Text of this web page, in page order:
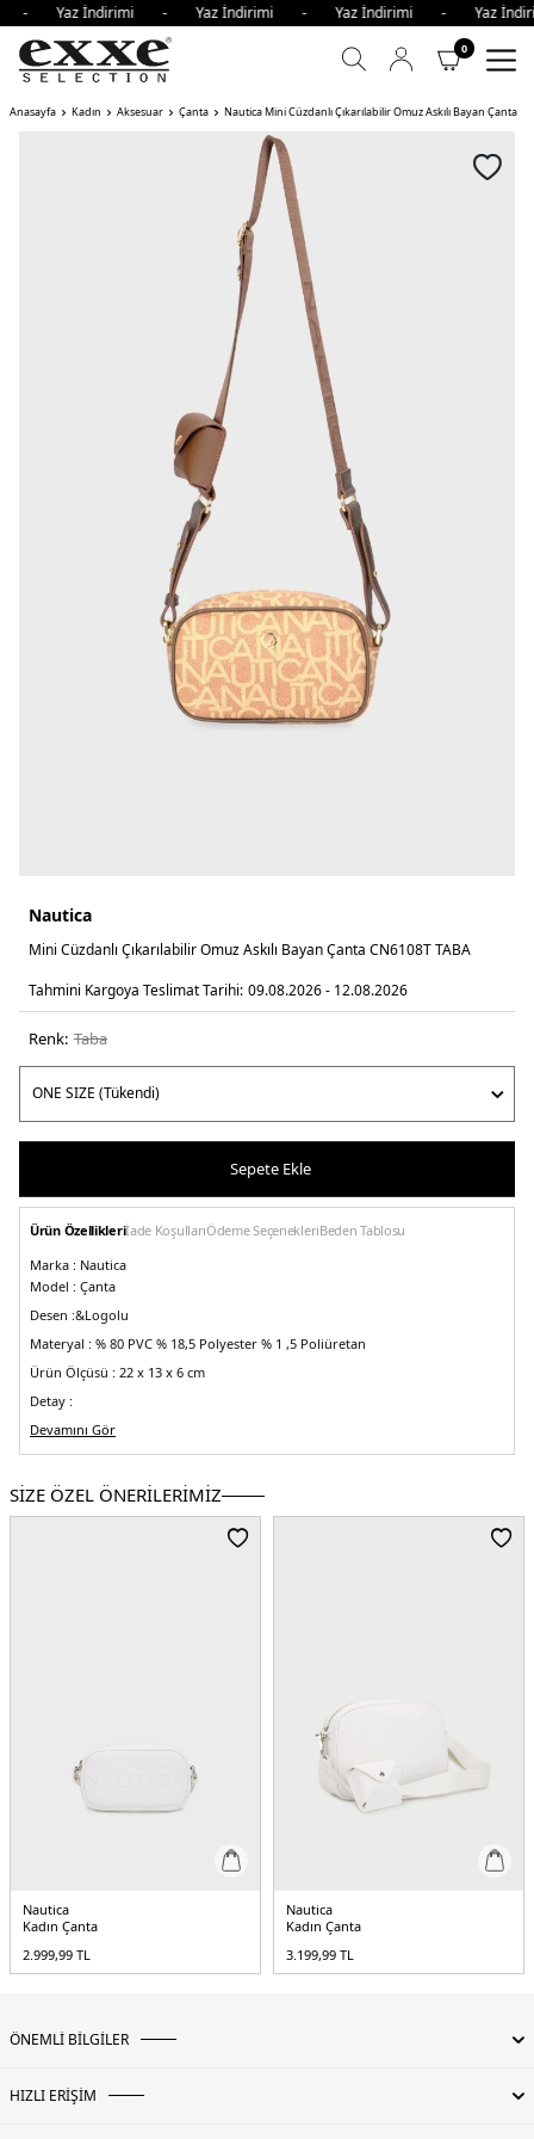
- Yaz İndirimi - Yaz İndirimi - Yaz İndirimi -
0
Anasayfa Kadın Aksesuar Çanta Nautica Mini Cüzdanlı Çıkarılabilir Omuz Askılı Bayan Çanta
Nautica
Mini Cüzdanlı Çıkarılabilir Omuz Askılı Bayan Çanta CN6108T TABA
Tahmini Kargoya Teslimat Tarihi: 09.08.2026 - 12.08.2026
Renk: taba
Sepete Ekle
Ürün Özellikleriİade KoşullarıÖdeme SeçenekleriBeden Tablosu
Marka : Nautica
Model : Çanta
Desen :&Logolu
Materyal : % 80 PVC % 18,5 Polyester % 1 ,5 Poliüretan
Ürün Ölçüsü : 22 x 13 x 6 cm
Detay :
-Marka logosu
Üretim Yeri :Türkiye
Devamını Gör
SİZE ÖZEL ÖNERİLERİMİZ
Nautica
Kadın Çanta
2.999,99 TL
Nautica
Kadın Çanta
3.199,99 TL
ÖNEMLİ BİLGİLER
HIZLI ERİŞİM